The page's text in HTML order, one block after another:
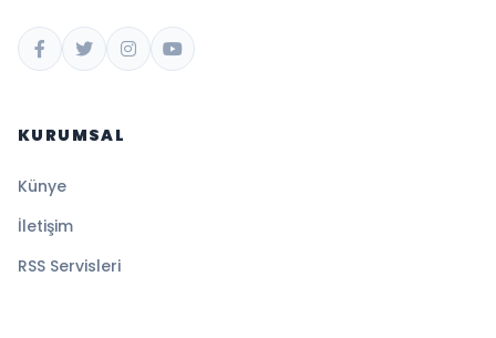
KURUMSAL
Künye
İletişim
RSS Servisleri